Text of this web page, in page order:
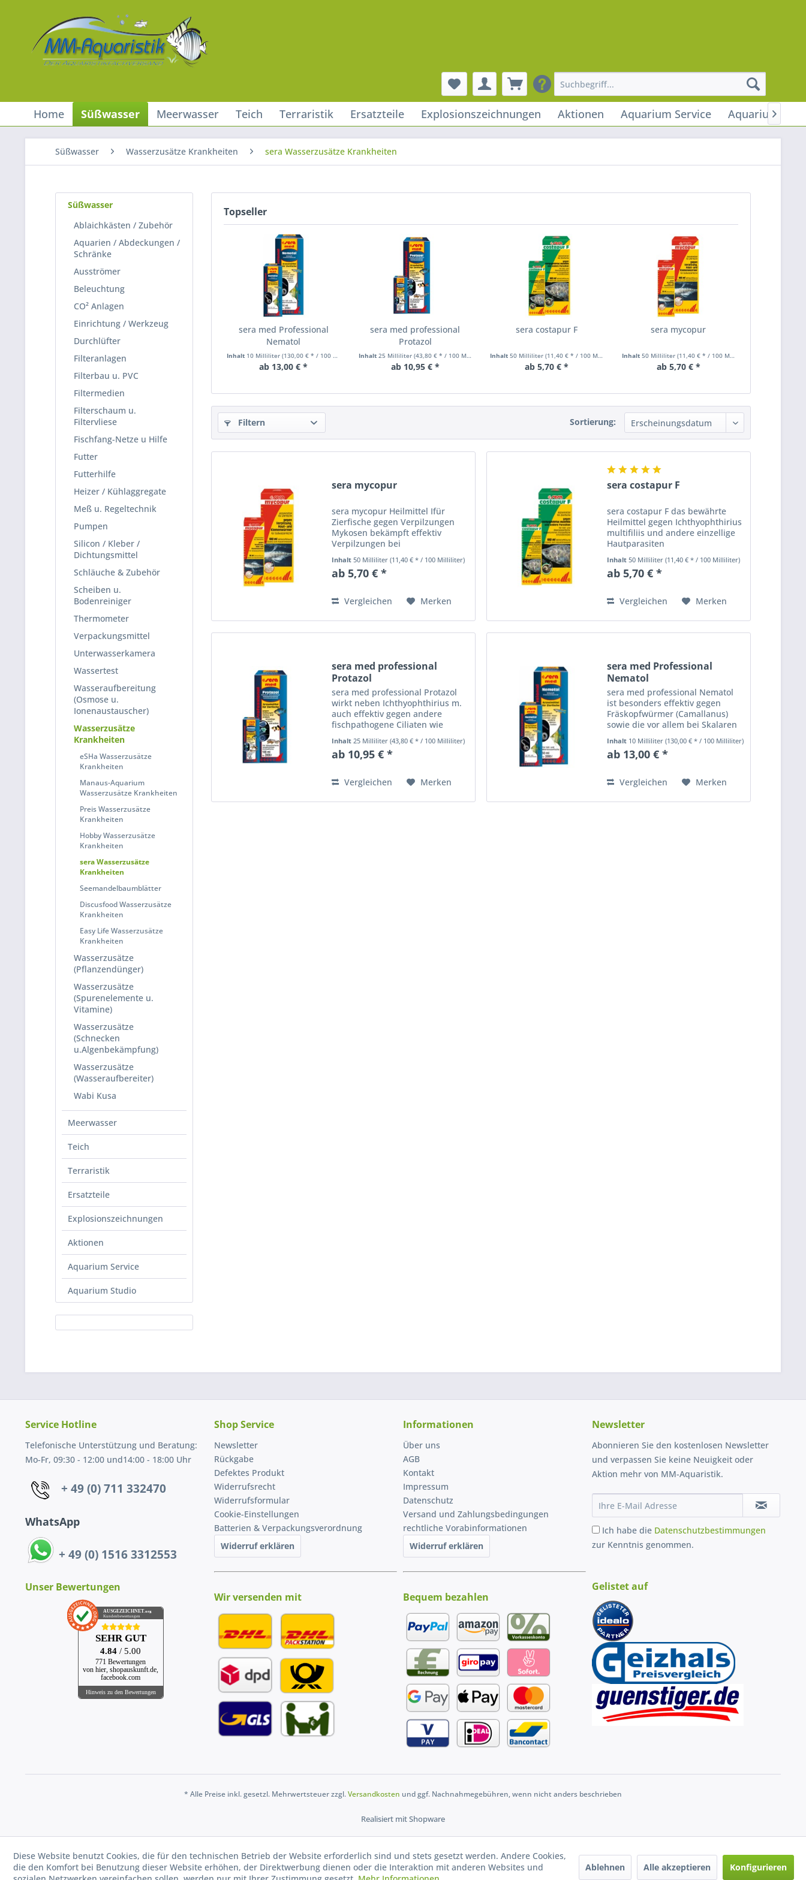
Home Süßwasser Meerwasser Teich Terraristik Ersatzteile Explosionszeichnungen Aktionen Aquarium Service Aquarium

Süßwasser Wasserzusätze Krankheiten sera Wasserzusätze Krankheiten
Süßwasser
Ablaichkästen / Zubehör
Aquarien / Abdeckungen /
Schränke
Ausströmer
Beleuchtung
CO² Anlagen
Einrichtung / Werkzeug
Durchlüfter
Filteranlagen
Filterbau u. PVC
Filtermedien
Filterschaum u.
Filtervliese
Fischfang-Netze u Hilfe
Futter
Futterhilfe
Heizer / Kühlaggregate
Meß u. Regeltechnik
Pumpen
Silicon / Kleber /
Dichtungsmittel
Schläuche & Zubehör
Scheiben u.
Bodenreiniger
Thermometer
Verpackungsmittel
Unterwasserkamera
Wassertest
Wasseraufbereitung
(Osmose u.
Ionenaustauscher)
Wasserzusätze
Krankheiten
eSHa Wasserzusätze
Krankheiten
Manaus-Aquarium
Wasserzusätze Krankheiten
Preis Wasserzusätze
Krankheiten
Hobby Wasserzusätze
Krankheiten
sera Wasserzusätze
Krankheiten
Seemandelbaumblätter
Discusfood Wasserzusätze
Krankheiten
Easy Life Wasserzusätze
Krankheiten
Wasserzusätze
(Pflanzendünger)
Wasserzusätze
(Spurenelemente u.
Vitamine)
Wasserzusätze
(Schnecken
u.Algenbekämpfung)
Wasserzusätze
(Wasseraufbereiter)
Wabi Kusa
Meerwasser
Teich
Terraristik
Ersatzteile
Explosionszeichnungen
Aktionen
Aquarium Service
Aquarium Studio
Topseller
sera med Professional
Nematol
Inhalt 10 Milliliter (130,00 € * / 100 Milliliter)
ab 13,00 € *
sera med professional
Protazol
Inhalt 25 Milliliter (43,80 € * / 100 Milliliter)
ab 10,95 € *
sera costapur F
Inhalt 50 Milliliter (11,40 € * / 100 Milliliter)
ab 5,70 € *
sera mycopur
Inhalt 50 Milliliter (11,40 € * / 100 Milliliter)
ab 5,70 € *
Filtern Sortierung:
sera mycopur
sera mycopur Heilmittel Ifür
Zierfische gegen Verpilzungen
Mykosen bekämpft effektiv
Verpilzungen bei
Süßwasserfischen
Inhalt50 Milliliter(11,40 € * / 100 Milliliter)
ab 5,70 € *
Vergleichen Merken
sera costapur F
sera costapur F das bewährte
Heilmittel gegen Ichthyophthirius
multifiliis und andere einzellige
Hautparasiten
Inhalt50 Milliliter(11,40 € * / 100 Milliliter)
ab 5,70 € *
Vergleichen Merken
sera med professional
Protazol
sera med professional Protazol
wirkt neben Ichthyophthirius m.
auch effektiv gegen andere
fischpathogene Ciliaten wie
sp.
Inhalt 25 Milliliter(43,80 € * / 100 Milliliter)
ab 10,95 € *
Vergleichen Merken
sera med Professional
Nematol
sera med professional Nematol
ist besonders effektiv gegen
Fräskopfwürmer (Camallanus)
sowie die vor allem bei Skalaren
Haarwürmer der Gattung
Capillaria.
Inhalt 10 Milliliter(130,00 € * / 100 Milliliter)
ab 13,00 € *
Vergleichen Merken
Service Hotline
Telefonische Unterstützung und Beratung:
Mo-Fr, 09:30 - 12:00 und14:00 - 18:00 Uhr
+ 49 (0) 711 332470
WhatsApp
+ 49 (0) 1516 3312553
Unser Bewertungen
AUSGEZEICHNET.org
Kundenbewertungen
SEHR GUT
4.84 / 5.00
771 Bewertungen
von hier, shopauskunft.de,
facebook.com
Hinweis zu den Bewertungen
Shop Service
Newsletter
Rückgabe
Defektes Produkt
Widerrufsrecht
Widerrufsformular
Cookie-Einstellungen
Batterien & Verpackungsverordnung
Widerruf erklären
Wir versenden mit
Informationen
Über uns
AGB
Kontakt
Impressum
Datenschutz
Versand und Zahlungsbedingungen
rechtliche Vorabinformationen
Widerruf erklären
Bequem bezahlen
Newsletter
Abonnieren Sie den kostenlosen Newsletter
und verpassen Sie keine Neuigkeit oder
Aktion mehr von MM-Aquaristik.
Ich habe die Datenschutzbestimmungen
zur Kenntnis genommen.
Gelistet auf
* Alle Preise inkl. gesetzl. Mehrwertsteuer zzgl.Versandkosten und ggf. Nachnahmegebühren, wenn nicht anders beschrieben
Realisiert mit Shopware
Diese Website benutzt Cookies, die für den technischen Betrieb der Website erforderlich sind und stets gesetzt werden. Andere Cookies,
die den Komfort bei Benutzung dieser Website erhöhen, der Direktwerbung dienen oder die Interaktion mit anderen Websites und
Ablehnen Alle akzeptieren Konfigurieren